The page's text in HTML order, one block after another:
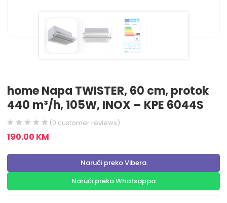
home Napa TWISTER, 60 cm, protok
440 m³/h, 105W, INOX – KPE 6044S
(0 customer reviews)
190.00 KM
Naruči preko Vibera
Naruči preko Whatsappa